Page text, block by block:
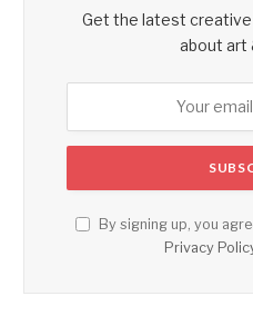
Get the latest
about art
By signing up, you
Privacy